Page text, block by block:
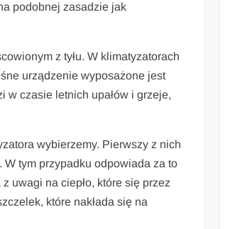
podobnej zasadzie jak
z tyłu. W klimatyzatorach
urządzenie wyposażone jest
w czasie letnich upałów i grzeje,
wybierzemy. Pierwszy z nich
tym przypadku odpowiada za to
uwagi na ciepło, które się przez
które nakłada się na